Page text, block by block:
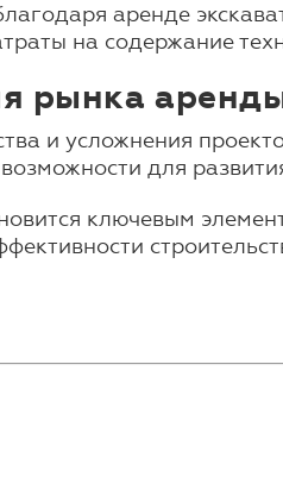
аренде
на содержание
рынка
и усложнения
для
ключевым